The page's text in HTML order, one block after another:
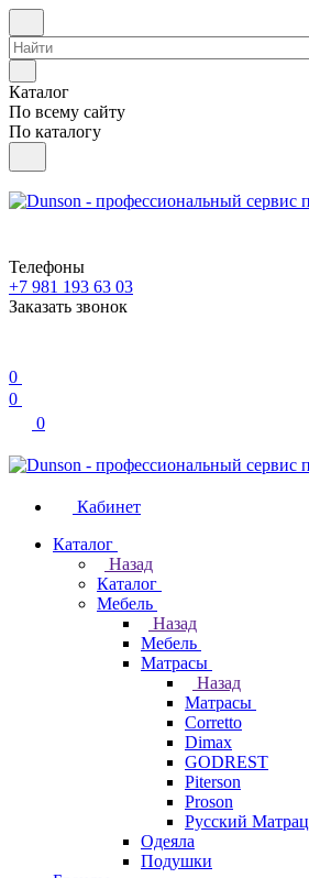
Каталог
По всему сайту
По каталогу
Телефоны
+7 981 193 63 03
Заказать звонок
0
0
0
Кабинет
Каталог
Назад
Каталог
Мебель
Назад
Мебель
Матрасы
Назад
Матрасы
Corretto
Dimax
GODREST
Piterson
Proson
Русский Матрац
Одеяла
Подушки